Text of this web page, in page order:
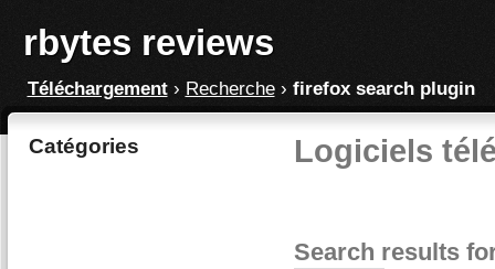
rbytes reviews
Téléchargement› Recherche› firefox search plugin
Catégories Logiciels
Search results